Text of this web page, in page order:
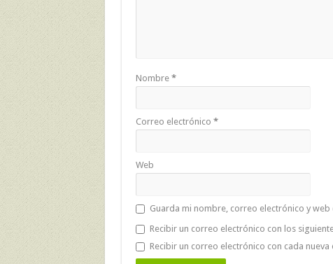
Nombre *
Correo electrónico *
Web
Guarda mi nombre, correo electrónico y
Recibir un correo electrónico con los
Recibir un correo electrónico con cada nueva